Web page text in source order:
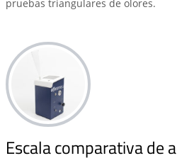
pruebas triangulares de olores.
Escala comparativa de